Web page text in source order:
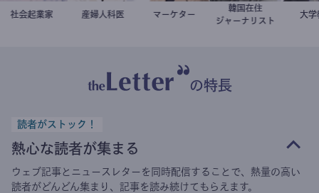
駒崎弘樹
社会起業家 稲葉可奈子
産婦人科医 室谷良平
マーケター 徐台教
韓国在住
ジャーナリスト
の特長
読者がストック！
熱心な読者が集まる
ウェブ記事とニュースレターを同時配信することで、熱量の高い
読者がどんどん集まり、記事を読み続けてもらえます。